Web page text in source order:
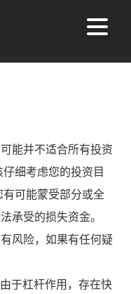
能并不适合所有投资
细考虑您的投资目
可能蒙受部分或全
承受的损失资金。
风险，如果有任何疑
于杠杆作用，存在快